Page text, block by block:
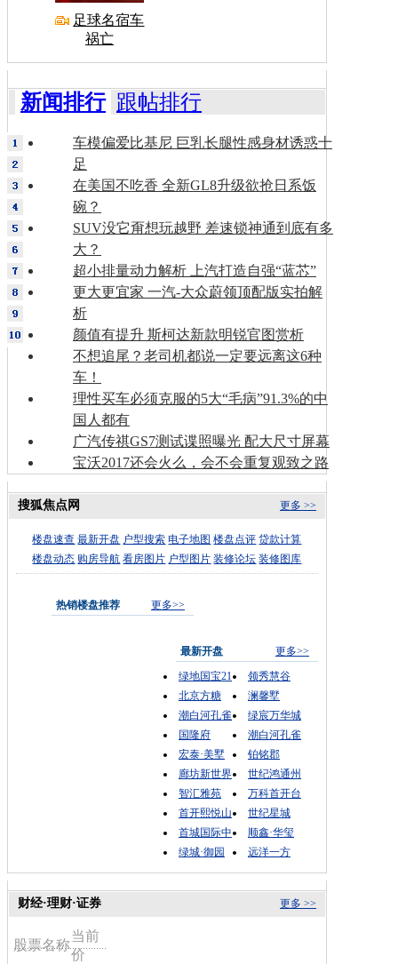
足球名宿车
祸亡
新闻排行 跟帖排行
车模偏爱比基尼 巨乳长腿性感身材诱惑十
足
在美国不吃香 全新GL8升级欲抢日系饭
碗？
SUV没它甭想玩越野 差速锁神通到底有多
大？
超小排量动力解析 上汽打造自强“蓝芯”
更大更宜家 一汽-大众蔚领顶配版实拍解
析
颜值有提升 斯柯达新款明锐官图赏析
不想追尾？老司机都说一定要远离这6种
车！
理性买车必须克服的5大“毛病”91.3%的中
国人都有
广汽传祺GS7测试谍照曝光 配大尺寸屏幕
宝沃2017还会火么，会不会重复观致之路
更多 >>
搜狐焦点网
楼盘速查 最新开盘 户型搜索 电子地图 楼盘点评 贷款计算
楼盘动态 购房导航 看房图片 户型图片 装修论坛 装修图库
热销楼盘推荐 更多>>
最新开盘
更多>>
绿地国宝21
领秀慧谷
北京方糖
澜馨墅
潮白河孔雀
绿宸万华城
国隆府
潮白河孔雀
宏泰·美墅
铂铭郡
廊坊新世界
世纪鸿通州
智汇雅苑
万科首开台
首开熙悦山
世纪星城
首城国际中
顺鑫·华玺
绿城·御园
远洋一方
更多 >>
财经·理财·证券
股票名称
当前
价